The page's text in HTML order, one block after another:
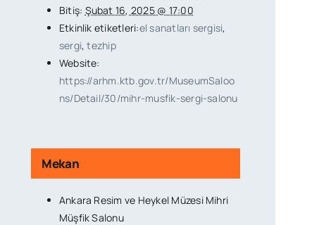
Bitiş: Şubat 16, 2025 @ 17:00
Etkinlik etiketleri:el sanatları sergisi,
sergi,tezhip
Website:
https://arhm.ktb.gov.tr/MuseumSaloo
ns/Detail/30/mihr-musfik-sergi-salonu
Mekan
Ankara Resim ve Heykel Müzesi Mihri
Müşfik Salonu